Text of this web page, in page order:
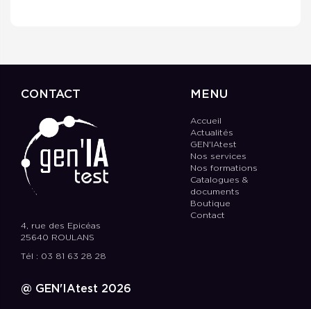
CONTACT
4, rue des Epicéas
25640 ROULANS
Tél : 03 81 63 28 28
MENU
Accueil
Actualités
GEN'IAtest
Nos services
Nos formations
Catalogues &
documents
Boutique
Contact
@ GEN'IAtest 2026